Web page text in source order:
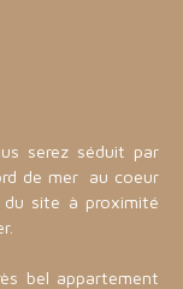
serez séduit par
de mer au coeur
du site à proximité
bel appartement